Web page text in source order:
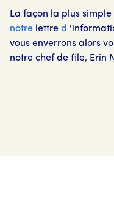
La façon la plus
notre lettre d
vous enverrons alors
notre chef de file, Erin